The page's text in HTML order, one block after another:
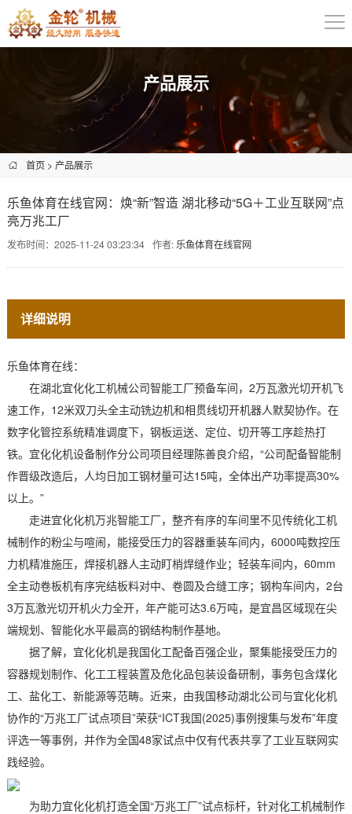
产品展示
首页> 产品展示
乐鱼体育在线官网：焕“新”智造 湖北移动“5G＋工业互联网”点
亮万兆工厂
发布时间：2025-11-24 03:23:34 作者: 乐鱼体育在线官网
详细说明
乐鱼体育在线：
在湖北宜化化工机械公司智能工厂预备车间，2万瓦激光切开机飞
速工作，12米双刀头全主动铣边机和相贯线切开机器人默契协作。在
数字化管控系统精准调度下，钢板运送、定位、切开等工序趁热打
铁。宜化化机设备制作分公司项目经理陈善良介绍，“公司配备智能制
作晋级改造后，人均日加工钢材量可达15吨，全体出产功率提高30%
以上。”
走进宜化化机万兆智能工厂，整齐有序的车间里不见传统化工机
械制作的粉尘与喧闹，能接受压力的容器重装车间内，6000吨数控压
力机精准施压，焊接机器人主动盯梢焊缝作业；轻装车间内，60mm
全主动卷板机有序完结板料对中、卷圆及合缝工序；钢构车间内，2台
3万瓦激光切开机火力全开，年产能可达3.6万吨，是宜昌区域现在尖
端规划、智能化水平最高的钢结构制作基地。
据了解，宜化化机是我国化工配备百强企业，聚集能接受压力的
容器规划制作、化工工程装置及危化品包装设备研制，事务包含煤化
工、盐化工、新能源等范畴。近来，由我国移动湖北公司与宜化化机
协作的“万兆工厂试点项目”荣获“ICT我国(2025)事例搜集与发布”年度
评选一等事例，并作为全国48家试点中仅有代表共享了工业互联网实
践经验。
为助力宜化化机打造全国“万兆工厂”试点标杆，针对化工机械制作